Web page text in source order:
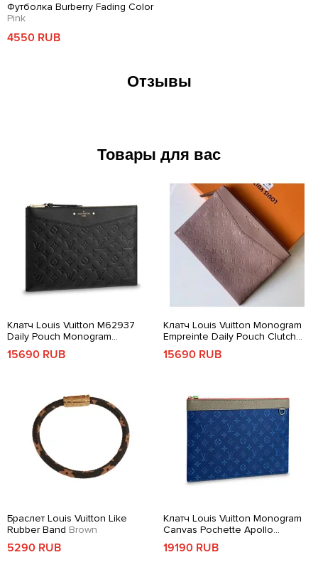
Футболка Burberry Fading Color
Pink
4550 RUB
Отзывы
Товары для вас
Клатч Louis Vuitton M62937
Daily Pouch Monogram
Empreinte Leather
15690 RUB
Клатч Louis Vuitton Monogram
Empreinte Daily Pouch Clutch
Bag Camel 2018
15690 RUB
Браслет Louis Vuitton Like
Rubber Band Brown
5290 RUB
Клатч Louis Vuitton Monogram
Canvas Pochette Apollo
M63047Navy Blue
19190 RUB